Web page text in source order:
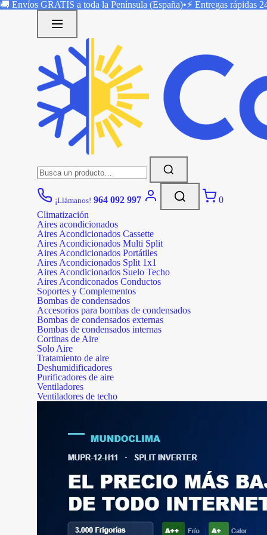
Saltar
🚚 Envíos GRATIS a toda la Península (España)•⚡ Entregas rápidas
¡Llámanos! 964 092 997
0
Climatización
Aires acondicionados
Aires Acondicionados Cassette
Aires Acondicionados Multi Split
Aires Acondicionados Portátiles
Aires Acondicionados Split 1x1
Aires Acondicionados Suelo Techo
Aires Acondiconados Conductos
Soportes y Complementos
Bombas de condensados
Accesorios para bombas de condensados
Bombas de condensados externas
Bombas de condensados internas
Cortinas de Aire
Solo Aire
Tratamiento de aire
Deshumidificadores
Purificadores de aire
Ventiladores
Ventiladores de techo